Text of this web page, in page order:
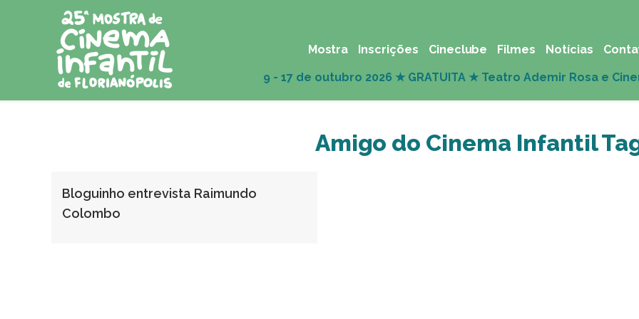
Mostra Inscrições Cineclube Filmes Notícias
Amigo do Cinema Infantil
Bloguinho entrevista Raimundo
Colombo